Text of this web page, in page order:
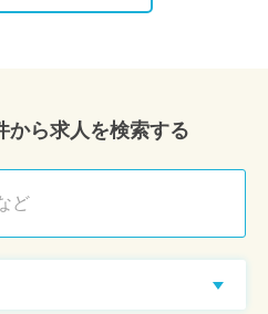
から求人を検索する